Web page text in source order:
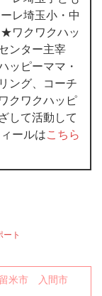
レ埼玉小・中
ワクワクハッ
ンター主宰
ッピーママ・
ング、コーチ
クワクハッピ
して活動して
ールはこちら
ト
留米市 入間市